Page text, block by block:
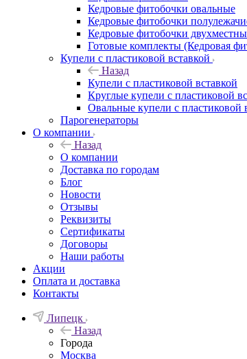
Кедровые фитобочки овальные
Кедровые фитобочки
Кедровые фитобочки
Готовые комплекты (Кедровая
Купели с пластиковой вставкой
Назад
Купели с пластиковой вставкой
Круглые купели с пластиковой
Овальные купели с пластиковой
Парогенераторы
О компании
Назад
О компании
Доставка по городам
Блог
Новости
Отзывы
Реквизиты
Сертификаты
Договоры
Наши работы
Акции
Оплата и доставка
Контакты
Липецк
Назад
Города
Москва